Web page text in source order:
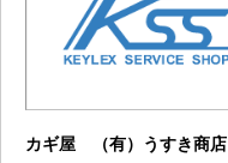
カギ屋 （有）うすき商店